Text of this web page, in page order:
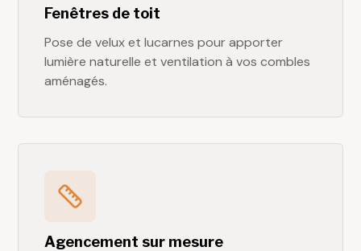
Fenêtres de toit
Pose de velux et lucarnes pour apporter
lumière naturelle et ventilation à vos combles
aménagés.
Agencement sur mesure